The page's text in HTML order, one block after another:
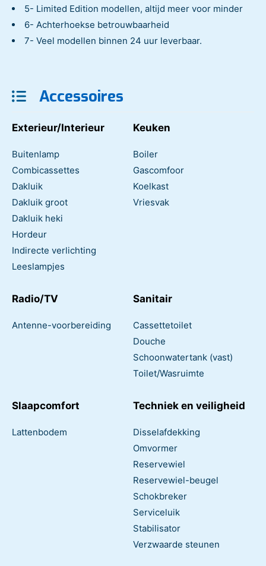
5- Limited Edition modellen, altijd meer voor minder
6- Achterhoekse betrouwbaarheid
7- Veel modellen binnen 24 uur leverbaar.
Accessoires
Exterieur/Interieur
Buitenlamp
Combicassettes
Dakluik
Dakluik groot
Dakluik heki
Hordeur
Indirecte verlichting
Leeslampjes
Keuken
Boiler
Gascomfoor
Koelkast
Vriesvak
Radio/TV
Antenne-voorbereiding
Sanitair
Cassettetoilet
Douche
Schoonwatertank (vast)
Toilet/Wasruimte
Slaapcomfort
Lattenbodem
Techniek en veiligheid
Disselafdekking
Omvormer
Reservewiel
Reservewiel-beugel
Schokbreker
Serviceluik
Stabilisator
Verzwaarde steunen